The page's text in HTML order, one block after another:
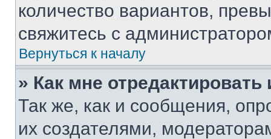
количество вариантов,
свяжитесь с
Вернуться к началу
» Как мне
Так же, как и сообщения,
их создателями,